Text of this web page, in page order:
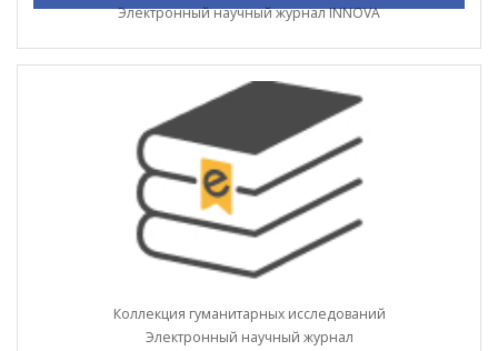
Электронный научный журнал INNOVA
Коллекция гуманитарных исследований
Электронный научный журнал